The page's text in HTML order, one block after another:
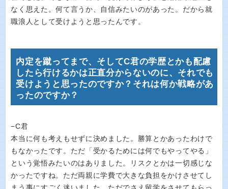
なく思えた。何て言うか、自信みたいのがあった。だから就
職浪人として受けようと思ったんです。
内定を蹴ってまで、そしてC君の学歴とかも配慮
したら行けるかは正直分からないのに、それでも
受けようと思ったのですか？それは何か戦略があ
ったのですか？
−C君
本当に何も考えもせずに決めました。勝算とかあったわけで
もなかったです。ただ「受かるためには何でもやってやる」
という覚悟みたいのはありました。リスクとかは一切感じな
かったですね。ただ両親に学費で大きな負担をかけさせてし